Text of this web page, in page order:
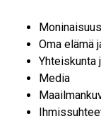
Oma elämä
Yhteiskunta
Media